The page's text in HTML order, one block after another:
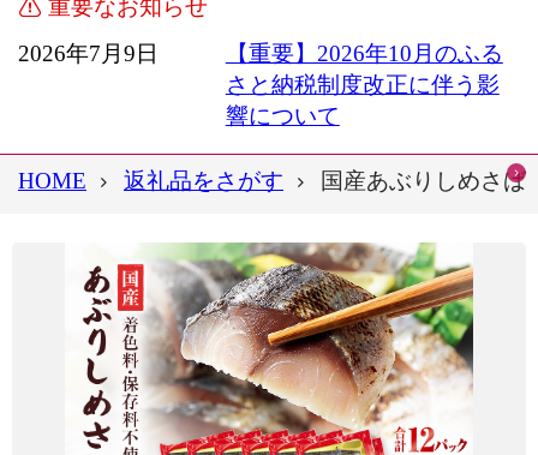
重要なお知らせ
2026年7月9日
【重要】2026年10月のふる
さと納税制度改正に伴う影
響について
HOME 返礼品をさがす 国産あぶりしめさ